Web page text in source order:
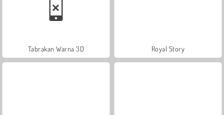
Tabrakan Warna 3D Royal Story